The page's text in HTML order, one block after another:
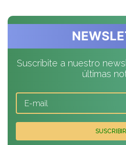
Suscribite a nuestro
últimas